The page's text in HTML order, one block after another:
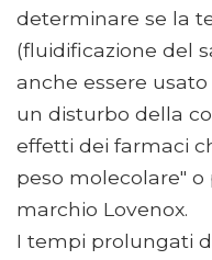
determinare se la
(fluidificazione del
anche essere
un disturbo della
effetti dei farmaci
peso molecolare"
marchio Lovenox.
I tempi prolungati